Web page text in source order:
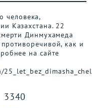
человека,
Казахстана. 22
Динмухамеда
как и
на сайте
3340